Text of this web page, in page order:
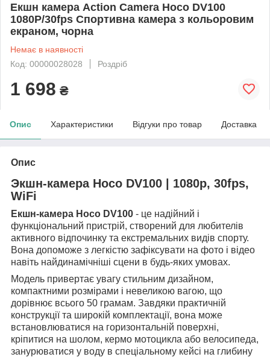
Екшн камера Action Camera Hoco DV100
1080P/30fps Спортивна камера з кольоровим
екраном, чорна
Немає в наявності
Код: 00000028028
Роздріб
1 698 ₴
Опис Характеристики Відгуки про товар Доставка
Опис
Экшн-камера Hoco DV100 | 1080p, 30fps,
WiFi
Екшн-камера Hoco DV100 - це надійний і
функціональний пристрій, створений для любителів
активного відпочинку та екстремальних видів спорту.
Вона допоможе з легкістю зафіксувати на фото і відео
навіть найдинамічніші сцени в будь-яких умовах.
Модель привертає увагу стильним дизайном,
компактними розмірами і невеликою вагою, що
дорівнює всього 50 грамам. Завдяки практичній
конструкції та широкій комплектації, вона може
встановлюватися на горизонтальній поверхні,
кріпитися на шолом, кермо мотоцикла або велосипеда,
занурюватися у воду в спеціальному кейсі на глибину